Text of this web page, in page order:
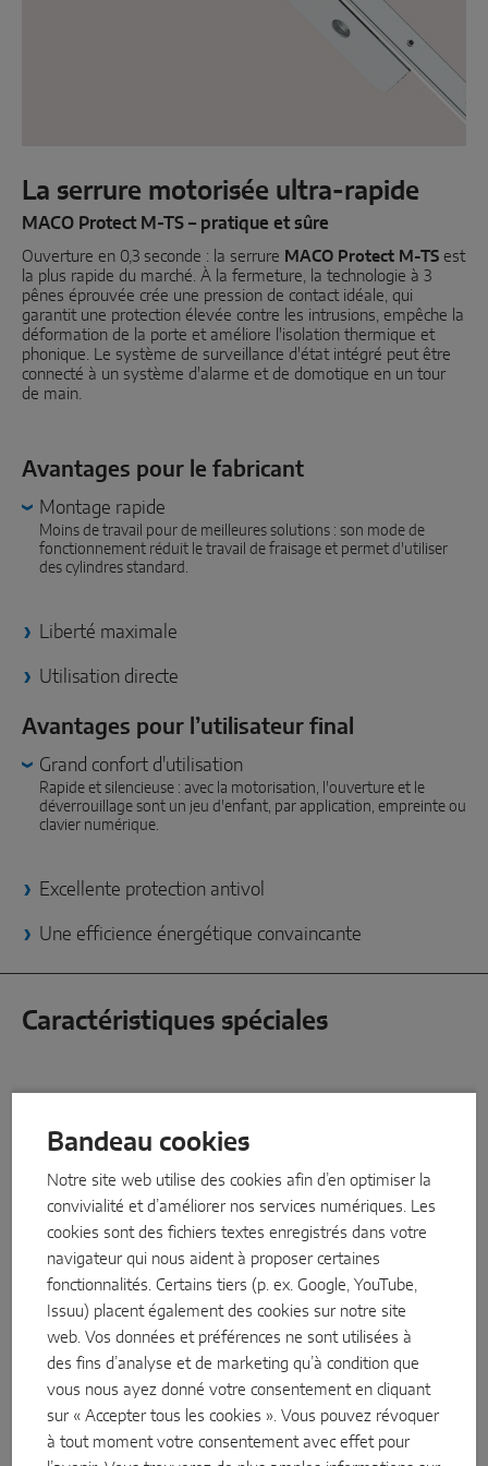
Instinct by MACO
MACO Protect M-TS
MACO Protect A-TS
À relevage
À cylindre
SOLUTIONS DE CAPTEURS INTELLIGENTS
Sense by MACO
SOLUTIONS DE SERVICE
Service numérique
Service de normalisation
Service produits
La serrure motorisée ultra-rapide
MACO Protect M-TS – pratique et sûre
Ouverture en 0,3 seconde : la serrure MACO Protect M-TS est
la plus rapide du marché. À la fermeture, la technologie à 3
pênes éprouvée crée une pression de contact idéale, qui
garantit une protection élevée contre les intrusions, empêche la
déformation de la porte et améliore l'isolation thermique et
phonique. Le système de surveillance d'état intégré peut être
connecté à un système d'alarme et de domotique en un tour
de main.
Avantages pour le fabricant
Montage rapide
Moins de travail pour de meilleures solutions : son mode de
fonctionnement réduit le travail de fraisage et permet d'utiliser
des cylindres standard.
Liberté maximale
Utilisation directe
Avantages pour l’utilisateur final
Grand confort d'utilisation
Rapide et silencieuse : avec la motorisation, l'ouverture et le
déverrouillage sont un jeu d'enfant, par application, empreinte ou
clavier numérique.
Excellente protection antivol
Une efficience énergétique convaincante
Caractéristiques spéciales
Parfaite résistance
emploie la technologie à 3
Bandeau cookies
Notre site web utilise des cookies afin d’en optimiser la
convivialité et d’améliorer nos services numériques. Les
cookies sont des fichiers textes enregistrés dans votre
navigateur qui nous aident à proposer certaines
fonctionnalités. Certains tiers (p. ex. Google, YouTube,
Issuu) placent également des cookies sur notre site
web. Vos données et préférences ne sont utilisées à
des fins d’analyse et de marketing qu’à condition que
vous nous ayez donné votre consentement en cliquant
sur « Accepter tous les cookies ». Vous pouvez révoquer
à tout moment votre consentement avec effet pour